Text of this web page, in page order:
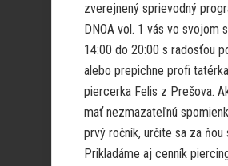
zverejnený sprievodný
DNOA vol. 1 vás vo svojom
14:00 do 20:00 s radosťou
alebo prepichne profi
piercerka Felis z Prešova.
mať nezmazateľnú
prvý ročník, určite sa za ňou
Prikladáme aj cenník